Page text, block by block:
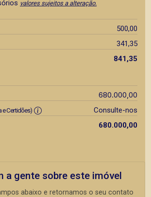
valores sujeitos a alteração.
500,00
341,35
841,35
680.000,00
e Certidões)
Consulte-nos
680.000,00
a gente sobre este imóvel
abaixo e retornamos o seu contato